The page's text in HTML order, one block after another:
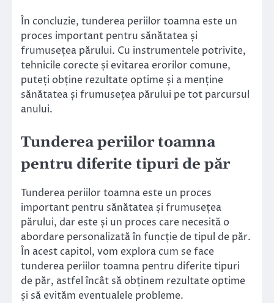
În concluzie, tunderea periilor toamna este un
proces important pentru sănătatea și
frumusețea părului. Cu instrumentele potrivite,
tehnicile corecte și evitarea erorilor comune,
puteți obține rezultate optime și a menține
sănătatea și frumusețea părului pe tot parcursul
anului.
Tunderea periilor toamna
pentru diferite tipuri de păr
Tunderea periilor toamna este un proces
important pentru sănătatea și frumusețea
părului, dar este și un proces care necesită o
abordare personalizată în funcție de tipul de păr.
În acest capitol, vom explora cum se face
tunderea periilor toamna pentru diferite tipuri
de păr, astfel încât să obținem rezultate optime
și să evităm eventualele probleme.